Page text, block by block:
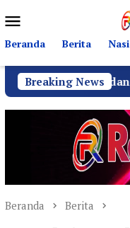
ke
kontenMobile
Beranda Berita
Breaking News
dan BPD Tuntut
Beranda Berita